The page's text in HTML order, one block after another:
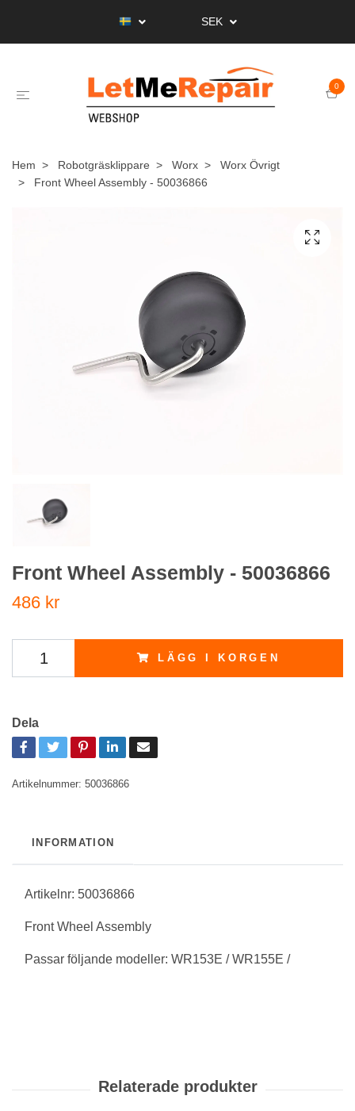
SEK
0
Hem Robotgräsklippare Worx
Worx Övrigt
Front Wheel Assembly - 50036866
Front Wheel Assembly - 50036866
486 kr
LÄGG I KORGEN
Dela
Artikelnummer: 50036866
INFORMATION
Artikelnr: 50036866
Front Wheel Assembly
Passar följande modeller: WR153E / WR155E /